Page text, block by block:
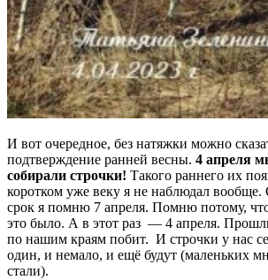
И вот очередное, без натяжки можно
подтверждение ранней весны. 4 апреля
собирали строчки! Такого раннего их
коротком уже веку я не наблюдал
срок я помню 7 апреля. Помню потому,
это было. А в этот раз — 4 апреля.
по нашим краям побит. И строчки у нас
один, и немало, и ещё будут (маленьких
стали).